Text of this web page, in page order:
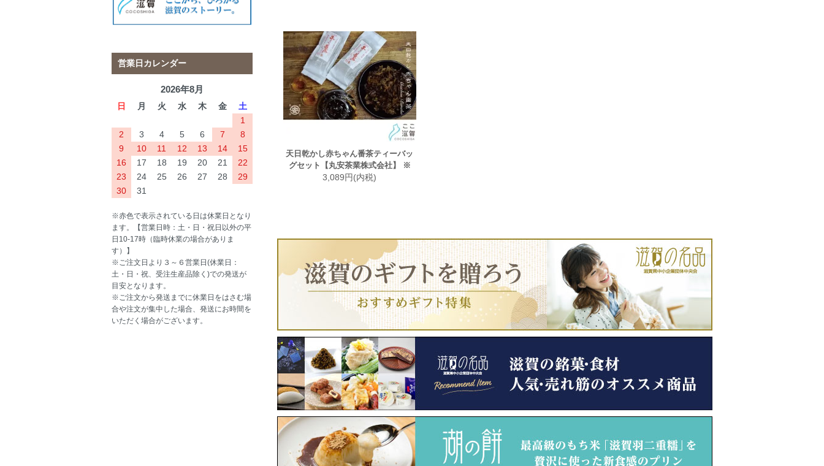
天日乾かし赤ちゃん番茶ティーバッ
グセット【丸安茶業株式会社】 ※
3,089円(内税)
営業日カレンダー
2026年8月
日 月 火 水 木 金
土
1
2
3 4 5 6 7
8
9
10 11 12 13 14
15
16
17 18 19 20 21
22
23
24 25 26 27 28
29
30
31
※赤色で表示されている日は休業日となり
ます。【営業日時：土・日・祝日以外の平
日10-17時（臨時休業の場合がありま
す）】
※ご注文日より３～６営業日(休業日：
土・日・祝、受注生産品除く)での発送が
目安となります。
※ご注文から発送までに休業日をはさむ場
合や注文が集中した場合、発送にお時間を
いただく場合がございます。